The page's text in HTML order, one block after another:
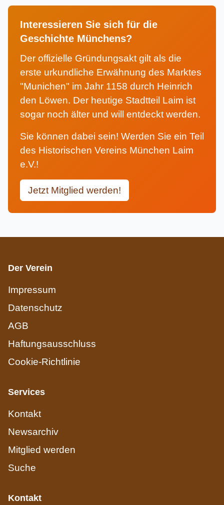
Interessieren Sie sich für die
Geschichte Münchens?
Der offizielle Gründungsakt gilt als die
erste urkundliche Erwähnung des Marktes
"Munichen" im Jahr 1158 durch Heinrich
den Löwen. Der heutige Stadtteil Laim ist
sogar noch älter und will entdeckt werden.
Sie können dabei sein! Werden Sie ein Teil
des Historischen Vereins München Laim
e.V.!
Jetzt Mitglied werden!
Der Verein
Impressum
Datenschutz
AGB
Haftungsausschluss
Cookie-Richtlinie
Services
Kontakt
Newsarchiv
Mitglied werden
Suche
Kontakt